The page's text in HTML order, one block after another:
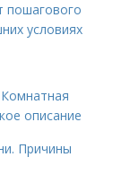
пошагового
условиях
описание
Причины